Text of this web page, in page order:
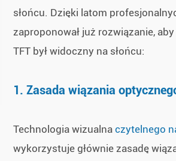
słońcu. Dzięki latom
zaproponował już rozwiązanie,
TFT był widoczny na słońcu:
1. Zasada wiązania
Technologia wizualnaczytelnego
wykorzystuje głównie zasadę